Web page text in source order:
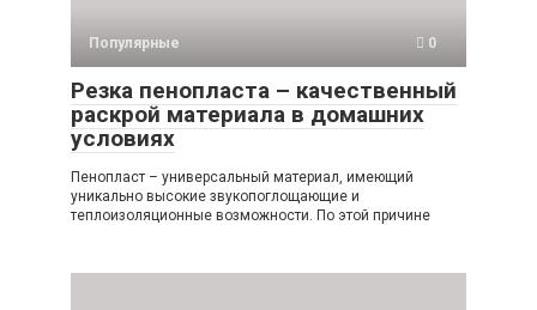
Популярные 0
Резка пенопласта – качественный
раскрой материала в домашних
условиях
Пенопласт – универсальный материал, имеющий
уникально высокие звукопоглощающие и
теплоизоляционные возможности. По этой причине